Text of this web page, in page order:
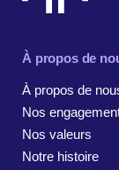
À propos de
À propos de
Nos
Nos valeurs
Notre histoire